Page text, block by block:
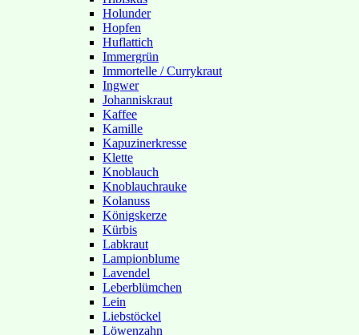
Holunder
Hopfen
Huflattich
Immergrün
Immortelle / Currykraut
Ingwer
Johanniskraut
Kaffee
Kamille
Kapuzinerkresse
Klette
Knoblauch
Knoblauchrauke
Kolanuss
Königskerze
Kürbis
Labkraut
Lampionblume
Lavendel
Leberblümchen
Lein
Liebstöckel
Löwenzahn